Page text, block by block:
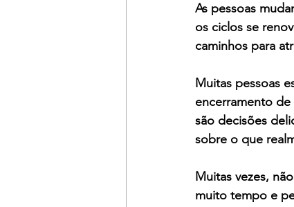
As pessoas
os ciclos se
caminhos para
Muitas pessoas
encerramento de
são decisões
sobre o que
Muitas vezes,
muito tempo e